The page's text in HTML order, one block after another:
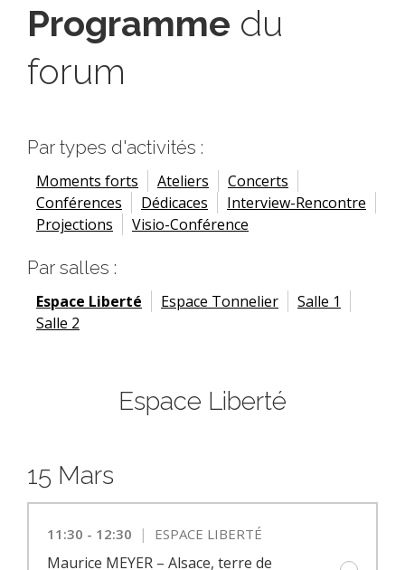
Programme du
forum
Par types d'activités :
Moments forts Ateliers
Concerts
Conférences
Dédicaces
Interview-Rencontre
Projections
Visio-Conférence
Par salles :
Espace Liberté Espace Tonnelier
Salle 1
Salle 2
Espace Liberté
15 Mars
11:30 - 12:30 | ESPACE LIBERTÉ
Maurice MEYER – Alsace, terre de